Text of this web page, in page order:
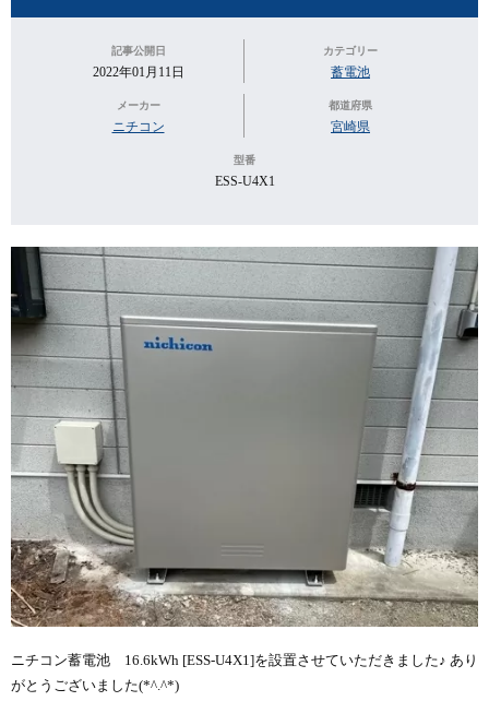
記事公開日
2022年01月11日
カテゴリー
蓄電池
メーカー
ニチコン
都道府県
宮崎県
型番
ESS-U4X1
ニチコン蓄電池 16.6kWh [ESS-U4X1]を設置させていただきました♪ あり
がとうございました(*^.^*)